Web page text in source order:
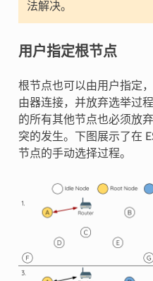
法解决。
用户指定根节点
根节点也可以由用户指定
由器连接，并放弃选举过
的所有其他节点也必须放
突的发生。下图展示了在
节点的手动选择过程。